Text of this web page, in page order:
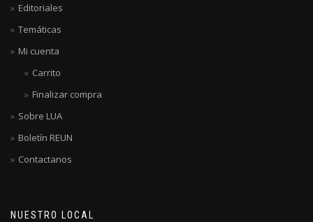
Editoriales
Temáticas
Mi cuenta
Carrito
Finalizar compra
Sobre LUA
Boletín REUN
Contactanos
NUESTRO LOCAL